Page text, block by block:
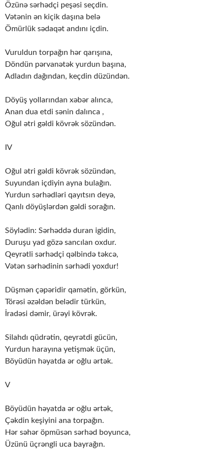
Özünə sərhədçi peşəsi seçdin.
Vətənin ən kiçik daşına belə
Ömürlük sədaqət andını içdin.
Vuruldun torpağın hər qarışına,
Döndün pərvanətək yurdun başına,
Adladın dağından, keçdin düzündən.
Döyüş yollarından xəbər alınca,
Anan dua etdi sənin dalınca ,
Oğul ətri gəldi kövrək sözündən.
IV
Oğul ətri gəldi kövrək sözündən,
Suyundan içdiyin ayna bulağın.
Yurdun sərhədləri qayıtsın deyə,
Qanlı döyüşlərdən gəldi sorağın.
Söylədin: Sərhəddə duran igidin,
Duruşu yad gözə sancılan oxdur.
Qeyrətli sərhədçi qəlbində təkcə,
Vətən sərhədinin sərhədi yoxdur!
Düşmən çəpəridir qamətin, görkün,
Törəsi əzəldən belədir türkün,
İradəsi dəmir, ürəyi kövrək.
Silahdı qüdrətin, qeyrətdi gücün,
Yurdun harayına yetişmək üçün,
Böyüdün həyatda ər oğlu ərtək.
V
Böyüdün həyatda ər oğlu ərtək,
Çəkdin keşiyini ana torpağın.
Hər səhər öpmüsən sərhəd boyunca,
Üzünü üçrəngli uca bayrağın.